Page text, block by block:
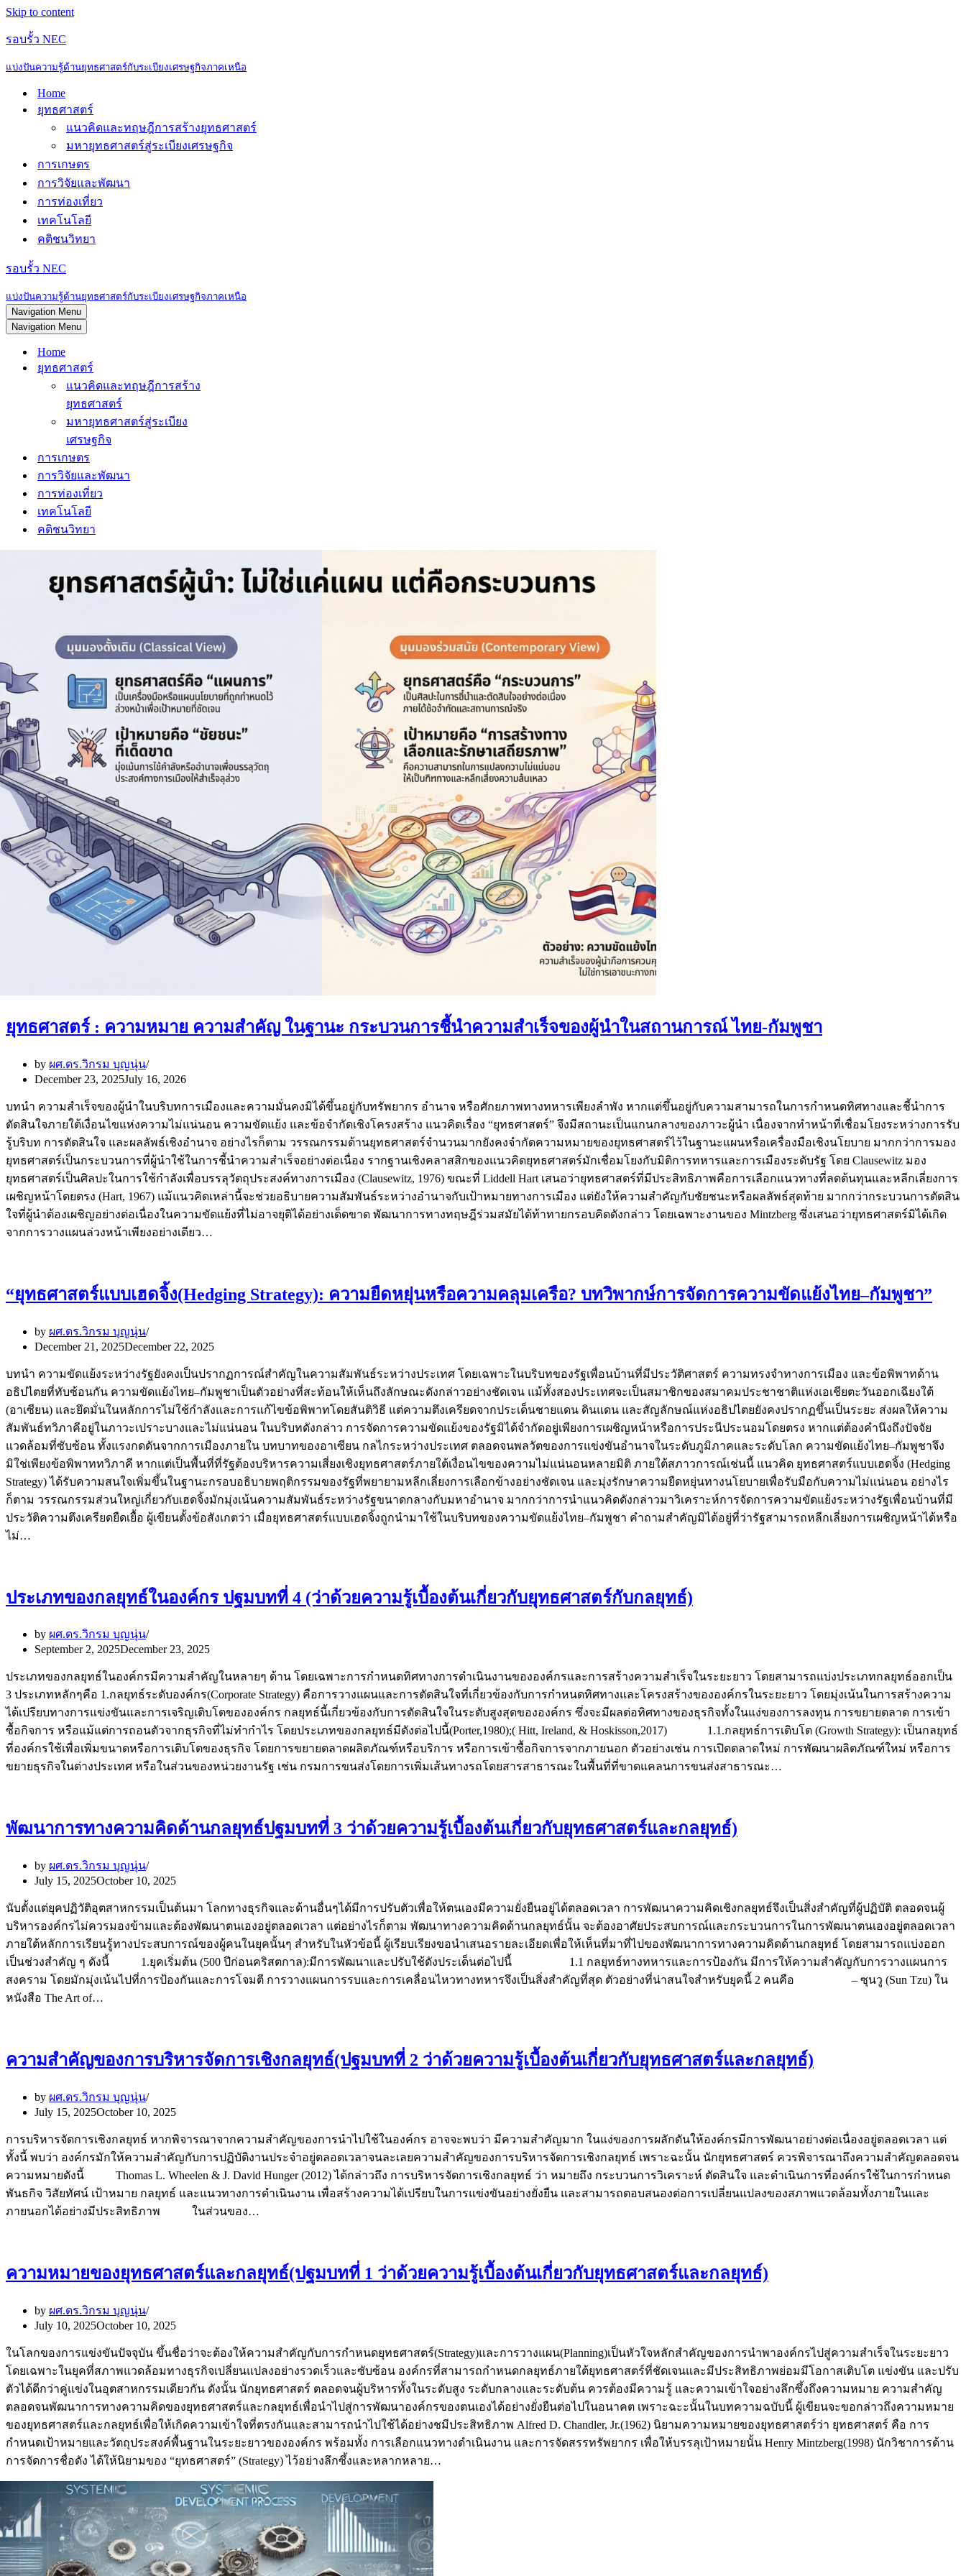
Skip to content
รอบรั้ว NEC
แบ่งปันความรู้ด้านยุทธศาสตร์กับระเบียงเศรษฐกิจภาคเหนือ
Home
ยุทธศาสตร์
แนวคิดและทฤษฎีการสร้างยุทธศาสตร์
มหายุทธศาสตร์สู่ระเบียงเศรษฐกิจ
การเกษตร
การวิจัยและพัฒนา
การท่องเที่ยว
เทคโนโลยี
คติชนวิทยา
รอบรั้ว NEC
แบ่งปันความรู้ด้านยุทธศาสตร์กับระเบียงเศรษฐกิจภาคเหนือ
Navigation Menu
Navigation Menu
Home
ยุทธศาสตร์
แนวคิดและทฤษฎีการสร้าง
ยุทธศาสตร์
มหายุทธศาสตร์สู่ระเบียง
เศรษฐกิจ
การเกษตร
การวิจัยและพัฒนา
การท่องเที่ยว
เทคโนโลยี
คติชนวิทยา
ยุทธศาสตร์ : ความหมาย ความสำคัญ ในฐานะ กระบวนการชี้นำความสำเร็จของผู้นำในสถานการณ์ ไทย-กัมพูชา
by ผศ.ดร.วิกรม บุญนุ่น
December 23, 2025July 16, 2026
บทนำ ความสำเร็จของผู้นำในบริบทการเมืองและความมั่นคงมิได้ขึ้นอยู่กับทรัพยากร อำนาจ หรือศักยภาพทางทหารเพียงลำพัง หากแต่ขึ้นอยู่กับความสามารถในการกำหนดทิศทางและชี้นำการ
ตัดสินใจภายใต้เงื่อนไขแห่งความไม่แน่นอน ความขัดแย้ง และข้อจำกัดเชิงโครงสร้าง แนวคิดเรื่อง “ยุทธศาสตร์” จึงมีสถานะเป็นแกนกลางของภาวะผู้นำ เนื่องจากทำหน้าที่เชื่อมโยงระหว่างการรับ
รู้บริบท การตัดสินใจ และผลลัพธ์เชิงอำนาจ อย่างไรก็ตาม วรรณกรรมด้านยุทธศาสตร์จำนวนมากยังคงจำกัดความหมายของยุทธศาสตร์ไว้ในฐานะแผนหรือเครื่องมือเชิงนโยบาย มากกว่าการมอง
ยุทธศาสตร์เป็นกระบวนการที่ผู้นำใช้ในการชี้นำความสำเร็จอย่างต่อเนื่อง รากฐานเชิงคลาสสิกของแนวคิดยุทธศาสตร์มักเชื่อมโยงกับมิติการทหารและการเมืองระดับรัฐ โดย Clausewitz มอง
ยุทธศาสตร์เป็นศิลปะในการใช้กำลังเพื่อบรรลุวัตถุประสงค์ทางการเมือง (Clausewitz, 1976) ขณะที่ Liddell Hart เสนอว่ายุทธศาสตร์ที่มีประสิทธิภาพคือการเลือกแนวทางที่ลดต้นทุนและหลีกเลี่ยงการ
เผชิญหน้าโดยตรง (Hart, 1967) แม้แนวคิดเหล่านี้จะช่วยอธิบายความสัมพันธ์ระหว่างอำนาจกับเป้าหมายทางการเมือง แต่ยังให้ความสำคัญกับชัยชนะหรือผลลัพธ์สุดท้าย มากกว่ากระบวนการตัดสิน
ใจที่ผู้นำต้องเผชิญอย่างต่อเนื่องในความขัดแย้งที่ไม่อาจยุติได้อย่างเด็ดขาด พัฒนาการทางทฤษฎีร่วมสมัยได้ท้าทายกรอบคิดดังกล่าว โดยเฉพาะงานของ Mintzberg ซึ่งเสนอว่ายุทธศาสตร์มิได้เกิด
จากการวางแผนล่วงหน้าเพียงอย่างเดียว…
“ยุทธศาสตร์แบบเฮดจิ้ง(Hedging Strategy): ความยืดหยุ่นหรือความคลุมเครือ? บทวิพากษ์การจัดการความขัดแย้งไทย–กัมพูชา”
by ผศ.ดร.วิกรม บุญนุ่น
December 21, 2025December 22, 2025
บทนำ ความขัดแย้งระหว่างรัฐยังคงเป็นปรากฏการณ์สำคัญในความสัมพันธ์ระหว่างประเทศ โดยเฉพาะในบริบทของรัฐเพื่อนบ้านที่มีประวัติศาสตร์ ความทรงจำทางการเมือง และข้อพิพาทด้าน
อธิปไตยที่ทับซ้อนกัน ความขัดแย้งไทย–กัมพูชาเป็นตัวอย่างที่สะท้อนให้เห็นถึงลักษณะดังกล่าวอย่างชัดเจน แม้ทั้งสองประเทศจะเป็นสมาชิกของสมาคมประชาชาติแห่งเอเชียตะวันออกเฉียงใต้
(อาเซียน) และยึดมั่นในหลักการไม่ใช้กำลังและการแก้ไขข้อพิพาทโดยสันติวิธี แต่ความตึงเครียดจากประเด็นชายแดน ดินแดน และสัญลักษณ์แห่งอธิปไตยยังคงปรากฏขึ้นเป็นระยะ ส่งผลให้ความ
สัมพันธ์ทวิภาคีอยู่ในภาวะเปราะบางและไม่แน่นอน ในบริบทดังกล่าว การจัดการความขัดแย้งของรัฐมิได้จำกัดอยู่เพียงการเผชิญหน้าหรือการประนีประนอมโดยตรง หากแต่ต้องคำนึงถึงปัจจัย
แวดล้อมที่ซับซ้อน ทั้งแรงกดดันจากการเมืองภายใน บทบาทของอาเซียน กลไกระหว่างประเทศ ตลอดจนพลวัตของการแข่งขันอำนาจในระดับภูมิภาคและระดับโลก ความขัดแย้งไทย–กัมพูชาจึง
มิใช่เพียงข้อพิพาททวิภาคี หากแต่เป็นพื้นที่ที่รัฐต้องบริหารความเสี่ยงเชิงยุทธศาสตร์ภายใต้เงื่อนไขของความไม่แน่นอนหลายมิติ ภายใต้สภาวการณ์เช่นนี้ แนวคิด ยุทธศาสตร์แบบเฮดจิ้ง (Hedging
Strategy) ได้รับความสนใจเพิ่มขึ้นในฐานะกรอบอธิบายพฤติกรรมของรัฐที่พยายามหลีกเลี่ยงการเลือกข้างอย่างชัดเจน และมุ่งรักษาความยืดหยุ่นทางนโยบายเพื่อรับมือกับความไม่แน่นอน อย่างไร
ก็ตาม วรรณกรรมส่วนใหญ่เกี่ยวกับเฮดจิ้งมักมุ่งเน้นความสัมพันธ์ระหว่างรัฐขนาดกลางกับมหาอำนาจ มากกว่าการนำแนวคิดดังกล่าวมาวิเคราะห์การจัดการความขัดแย้งระหว่างรัฐเพื่อนบ้านที่มี
ประวัติความตึงเครียดยืดเยื้อ ผู้เขียนตั้งข้อสังเกตว่า เมื่อยุทธศาสตร์แบบเฮดจิ้งถูกนำมาใช้ในบริบทของความขัดแย้งไทย–กัมพูชา คำถามสำคัญมิได้อยู่ที่ว่ารัฐสามารถหลีกเลี่ยงการเผชิญหน้าได้หรือ
ไม่…
ประเภทของกลยุทธ์ในองค์กร ปฐมบทที่ 4 (ว่าด้วยความรู้เบื้องต้นเกี่ยวกับยุทธศาสตร์กับกลยุทธ์)
by ผศ.ดร.วิกรม บุญนุ่น
September 2, 2025December 23, 2025
ประเภทของกลยุทธ์ในองค์กรมีความสำคัญในหลายๆ ด้าน โดยเฉพาะการกำหนดทิศทางการดำเนินงานขององค์กรและการสร้างความสำเร็จในระยะยาว โดยสามารถแบ่งประเภทกลยุทธ์ออกเป็น
3 ประเภทหลักๆคือ 1.กลยุทธ์ระดับองค์กร(Corporate Strategy) คือการวางแผนและการตัดสินใจที่เกี่ยวข้องกับการกำหนดทิศทางและโครงสร้างขององค์กรในระยะยาว โดยมุ่งเน้นในการสร้างความ
ได้เปรียบทางการแข่งขันและการเจริญเติบโตขององค์กร กลยุทธ์นี้เกี่ยวข้องกับการตัดสินใจในระดับสูงสุดขององค์กร ซึ่งจะมีผลต่อทิศทางของธุรกิจทั้งในแง่ของการลงทุน การขยายตลาด การเข้า
ซื้อกิจการ หรือแม้แต่การถอนตัวจากธุรกิจที่ไม่ทำกำไร โดยประเภทของกลยุทธ์มีดังต่อไปนี้(Porter,1980);( Hitt, Ireland, & Hoskisson,2017) 1.1.กลยุทธ์การเติบโต (Growth Strategy): เป็นกลยุทธ์
ที่องค์กรใช้เพื่อเพิ่มขนาดหรือการเติบโตของธุรกิจ โดยการขยายตลาดผลิตภัณฑ์หรือบริการ หรือการเข้าซื้อกิจการจากภายนอก ตัวอย่างเช่น การเปิดตลาดใหม่ การพัฒนาผลิตภัณฑ์ใหม่ หรือการ
ขยายธุรกิจในต่างประเทศ หรือในส่วนของหน่วยงานรัฐ เช่น กรมการขนส่งโดยการเพิ่มเส้นทางรถโดยสารสาธารณะในพื้นที่ที่ขาดแคลนการขนส่งสาธารณะ…
พัฒนาการทางความคิดด้านกลยุทธ์ปฐมบทที่ 3 ว่าด้วยความรู้เบื้องต้นเกี่ยวกับยุทธศาสตร์และกลยุทธ์)
by ผศ.ดร.วิกรม บุญนุ่น
July 15, 2025October 10, 2025
นับตั้งแต่ยุคปฏิวัติอุตสาหกรรมเป็นต้นมา โลกทางธุรกิจและด้านอื่นๆได้มีการปรับตัวเพื่อให้ตนเองมีความยั่งยืนอยู่ได้ตลอดเวลา การพัฒนาความคิดเชิงกลยุทธ์จึงเป็นสิ่งสำคัญที่ผู้ปฏิบัติ ตลอดจนผู้
บริหารองค์กรไม่ควรมองข้ามและต้องพัฒนาตนเองอยู่ตลอดเวลา แต่อย่างไรก็ตาม พัฒนาทางความคิดด้านกลยุทธ์นั้น จะต้องอาศัยประสบการณ์และกระบวนการในการพัฒนาตนเองอยู่ตลอดเวลา
ภายใต้หลักการเรียนรู้ทางประสบการณ์ของผู้คนในยุคนั้นๆ สำหรับในหัวข้อนี้ ผู้เรียบเรียงขอนำเสนอรายละเอียดเพื่อให้เห็นที่มาที่ไปของพัฒนาการทางความคิดด้านกลยุทธ์ โดยสามารถแบ่งออก
เป็นช่วงสำคัญ ๆ ดังนี้ 1.ยุคเริ่มต้น (500 ปีก่อนคริสตกาล):มีการพัฒนาและปรับใช้ดังประเด็นต่อไปนี้ 1.1 กลยุทธ์ทางทหารและการป้องกัน มีการให้ความสำคัญกับการวางแผนการ
สงคราม โดยมักมุ่งเน้นไปที่การป้องกันและการโจมตี การวางแผนการรบและการเคลื่อนไหวทางทหารจึงเป็นสิ่งสำคัญที่สุด ตัวอย่างที่น่าสนใจสำหรับยุคนี้ 2 คนคือ – ซุนวู (Sun Tzu) ใน
หนังสือ The Art of…
ความสำคัญของการบริหารจัดการเชิงกลยุทธ์(ปฐมบทที่ 2 ว่าด้วยความรู้เบื้องต้นเกี่ยวกับยุทธศาสตร์และกลยุทธ์)
by ผศ.ดร.วิกรม บุญนุ่น
July 15, 2025October 10, 2025
การบริหารจัดการเชิงกลยุทธ์ หากพิจารณาจากความสำคัญของการนำไปใช้ในองค์กร อาจจะพบว่า มีความสำคัญมาก ในแง่ของการผลักดันให้องค์กรมีการพัฒนาอย่างต่อเนื่องอยู่ตลอดเวลา แต่
ทั้งนี้ พบว่า องค์กรมักให้ความสำคัญกับการปฏิบัติงานประจำอยู่ตลอดเวลาจนละเลยความสำคัญของการบริหารจัดการเชิงกลยุทธ์ เพราะฉะนั้น นักยุทธศาสตร์ ควรพิจารณาถึงความสำคัญตลอดจน
ความหมายดังนี้ Thomas L. Wheelen & J. David Hunger (2012) ได้กล่าวถึง การบริหารจัดการเชิงกลยุทธ์ ว่า หมายถึง กระบวนการวิเคราะห์ ตัดสินใจ และดำเนินการที่องค์กรใช้ในการกำหนด
พันธกิจ วิสัยทัศน์ เป้าหมาย กลยุทธ์ และแนวทางการดำเนินงาน เพื่อสร้างความได้เปรียบในการแข่งขันอย่างยั่งยืน และสามารถตอบสนองต่อการเปลี่ยนแปลงของสภาพแวดล้อมทั้งภายในและ
ภายนอกได้อย่างมีประสิทธิภาพ ในส่วนของ…
ความหมายของยุทธศาสตร์และกลยุทธ์(ปฐมบทที่ 1 ว่าด้วยความรู้เบื้องต้นเกี่ยวกับยุทธศาสตร์และกลยุทธ์)
by ผศ.ดร.วิกรม บุญนุ่น
July 10, 2025October 10, 2025
ในโลกของการแข่งขันปัจจุบัน ขึ้นชื่อว่าจะต้องให้ความสำคัญกับการกำหนดยุทธศาสตร์(Strategy)และการวางแผน(Planning)เป็นหัวใจหลักสำคัญของการนำพาองค์กรไปสู่ความสำเร็จในระยะยาว
โดยเฉพาะในยุคที่สภาพแวดล้อมทางธุรกิจเปลี่ยนแปลงอย่างรวดเร็วและซับซ้อน องค์กรที่สามารถกำหนดกลยุทธ์ภายใต้ยุทธศาสตร์ที่ชัดเจนและมีประสิทธิภาพย่อมมีโอกาสเติบโต แข่งขัน และปรับ
ตัวได้ดีกว่าคู่แข่งในอุตสาหกรรมเดียวกัน ดังนั้น นักยุทธศาสตร์ ตลอดจนผู้บริหารทั้งในระดับสูง ระดับกลางและระดับต้น ควรต้องมีความรู้ และความเข้าใจอย่างลึกซึ้งถึงความหมาย ความสำคัญ
ตลอดจนพัฒนาการทางความคิดของยุทธศาสตร์และกลยุทธ์เพื่อนำไปสู่การพัฒนาองค์กรของตนเองได้อย่างยั่งยืนต่อไปในอนาคต เพราะฉะะนั้นในบทความฉบับนี้ ผู้เขียนจะขอกล่าวถึงความหมาย
ของยุทธศาสตร์และกลยุทธ์เพื่อให้เกิดความเข้าใจที่ตรงกันและสามารถนำไปใช้ได้อย่างชมีประสิทธิภาพ Alfred D. Chandler, Jr.(1962) นิยามความหมายของยุทธศาสตร์ว่า ยุทธศาสตร์ คือ การ
กำหนดเป้าหมายและวัตถุประสงค์พื้นฐานในระยะยาวขององค์กร พร้อมทั้ง การเลือกแนวทางดำเนินงาน และการจัดสรรทรัพยากร เพื่อให้บรรลุเป้าหมายนั้น Henry Mintzberg(1998) นักวิชาการด้าน
การจัดการชื่อดัง ได้ให้นิยามของ “ยุทธศาสตร์” (Strategy) ไว้อย่างลึกซึ้งและหลากหลาย…